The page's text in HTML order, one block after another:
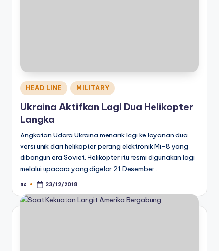
Posted
in
HEAD LINE MILITARY
Ukraina Aktifkan Lagi Dua Helikopter
Langka
Angkatan Udara Ukraina menarik lagi ke layanan dua
versi unik dari helikopter perang elektronik Mi-8 yang
dibangun era Soviet. Helikopter itu resmi digunakan lagi
melalui upacara yang digelar 21 Desember…
Posted
az 23/12/2018